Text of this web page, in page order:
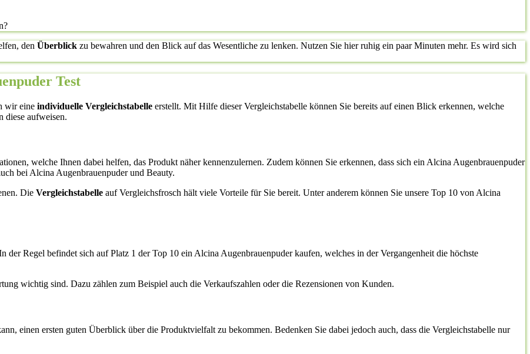
den Überblick zu bewahren und den Blick auf das Wesentliche zu lenken. Nutzen Sie hier ruhig ein paar Minuten mehr. Es wird sich
Test
wir eine individuelle Vergleichstabelle erstellt. Mit Hilfe dieser Vergleichstabelle können Sie bereits auf einen Blick erkennen, welche
diese aufweisen.
welche Ihnen dabei helfen, das Produkt näher kennenzulernen. Zudem können Sie erkennen, dass sich ein Alcina Augenbrauenpuder
bei Alcina Augenbrauenpuder und Beauty.
Die Vergleichstabelle auf Vergleichsfrosch hält viele Vorteile für Sie bereit. Unter anderem können Sie unsere Top 10 von Alcina
der Regel befindet sich auf Platz 1 der Top 10 ein Alcina Augenbrauenpuder kaufen, welches in der Vergangenheit die höchste
wichtig sind. Dazu zählen zum Beispiel auch die Verkaufszahlen oder die Rezensionen von Kunden.
einen ersten guten Überblick über die Produktvielfalt zu bekommen. Bedenken Sie dabei jedoch auch, dass die Vergleichstabelle nur